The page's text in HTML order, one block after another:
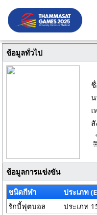
ข้อมูลทั่วไป
ข้อมูลการแข่งขัน
ชนิดกีฬา
ประเภท
รักบี้ฟุตบอล
ประเภท